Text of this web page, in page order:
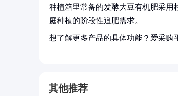
种植箱里常备的发酵大豆有机肥采用
庭种植的阶段性追肥需求。
想了解更多产品的具体功能？爱采购
其他推荐